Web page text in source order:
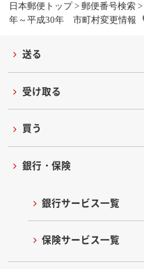
日本郵便トップ> 郵便番号検索>
年～平成30年 市町村変更情報
送る
受け取る
買う
銀行・保険
銀行サービス一覧
保険サービス一覧